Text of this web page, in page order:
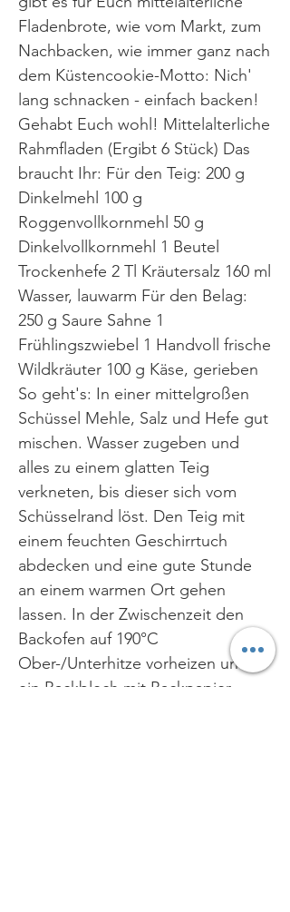
Fladenbrote, wie vom Markt, zum
Nachbacken, wie immer ganz nach
dem Küstencookie-Motto: Nich'
lang schnacken - einfach backen!
Gehabt Euch wohl! Mittelalterliche
Rahmfladen (Ergibt 6 Stück) Das
braucht Ihr: Für den Teig: 200 g
Dinkelmehl 100 g
Roggenvollkornmehl 50 g
Dinkelvollkornmehl 1 Beutel
Trockenhefe 2 Tl Kräutersalz 160 ml
Wasser, lauwarm Für den Belag:
250 g Saure Sahne 1
Frühlingszwiebel 1 Handvoll frische
Wildkräuter 100 g Käse, gerieben
So geht's: In einer mittelgroßen
Schüssel Mehle, Salz und Hefe gut
mischen. Wasser zugeben und
alles zu einem glatten Teig
verkneten, bis dieser sich vom
Schüsselrand löst. Den Teig mit
einem feuchten Geschirrtuch
abdecken und eine gute Stunde
an einem warmen Ort gehen
lassen. In der Zwischenzeit den
Backofen auf 190°C
Ober-/Unterhitze vorheizen und
ein Backblech mit Backpapier